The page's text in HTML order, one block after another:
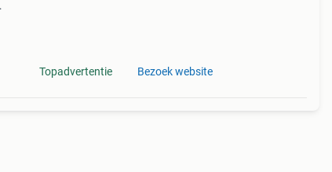
Topadvertentie Bezoek website